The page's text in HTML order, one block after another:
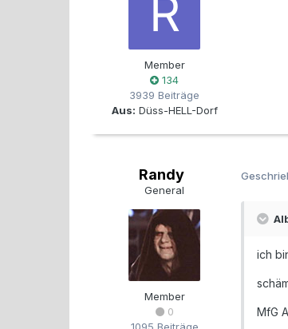
Member
134
3939 Beiträge
Aus: Düss-HELL-Dorf
Randy
General
Member
0
ich
MfG